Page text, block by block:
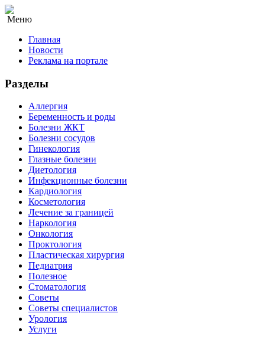
Меню
Главная
Новости
Реклама на портале
Разделы
Аллергия
Беременность и роды
Болезни ЖКТ
Болезни сосудов
Гинекология
Глазные болезни
Диетология
Инфекционные болезни
Кардиология
Косметология
Лечение за границей
Наркология
Онкология
Проктология
Пластическая хирургия
Педиатрия
Полезное
Стоматология
Советы
Советы специалистов
Урология
Услуги